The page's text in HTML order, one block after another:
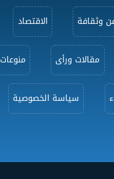
وثقافة الاقتصاد
مقالات ورأى منوعات
سياسة الخصوصية